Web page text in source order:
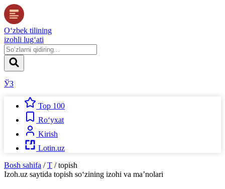
O‘zbek tilining
izohli lug‘ati
ЎЗ
Top 100
Ro‘yxat
Kirish
Lotin.uz
Bosh sahifa / T / topish
Izoh.uz saytida topish so‘zining izohi va ma’nolari